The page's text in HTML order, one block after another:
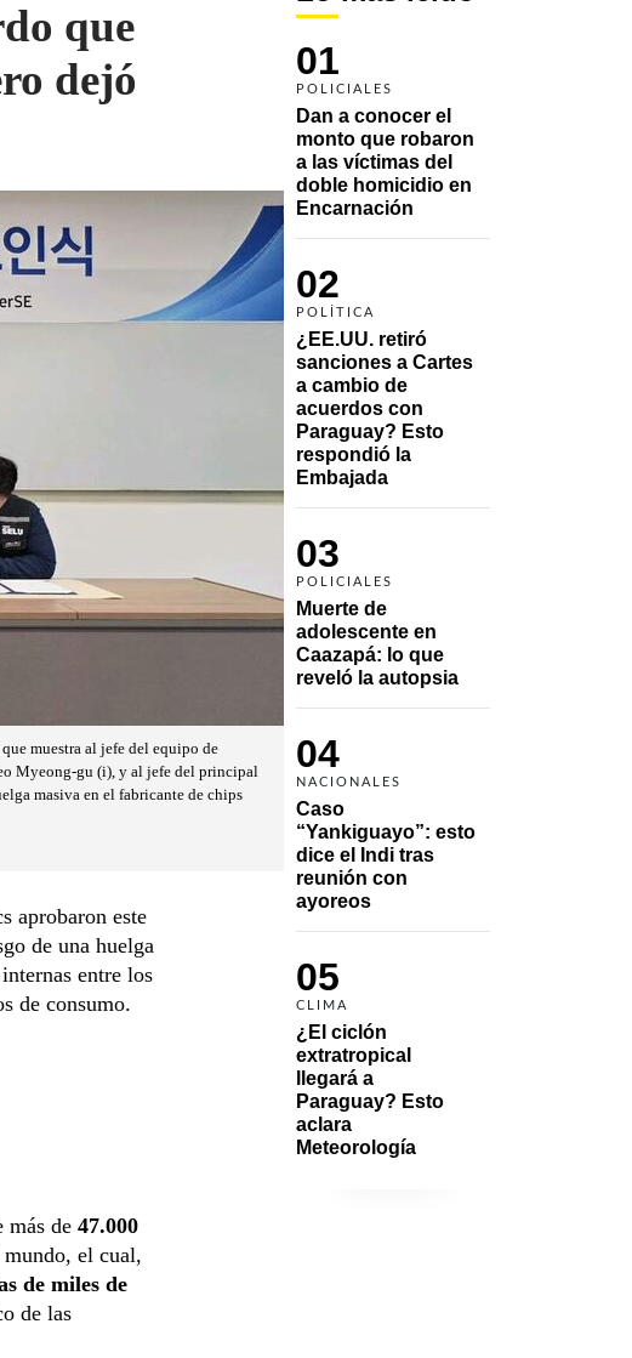
01
POLICIALES
Dan a conocer el
monto que robaron
a las víctimas del
doble homicidio en
Encarnación
02
POLÍTICA
¿EE.UU. retiró
sanciones a Cartes
a cambio de
acuerdos con
Paraguay? Esto
respondió la
Embajada
03
POLICIALES
Muerte de
adolescente en
Caazapá: lo que
reveló la autopsia
04
NACIONALES
Caso
“Yankiguayo”: esto
dice el Indi tras
reunión con
ayoreos
05
CLIMA
¿El ciclón
extratropical
llegará a
Paraguay? Esto
aclara
Meteorología
que
dejó
muestra al jefe del equipo de
Myeong-gu (i), y al jefe del principal
masiva en el fabricante de chips
aprobaron este
de una huelga
entre los
de consumo.
más de 47.000
el cual,
de miles de
de las